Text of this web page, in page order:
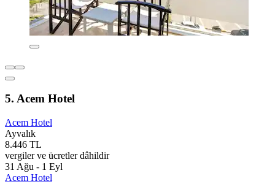
5. Acem Hotel
Acem Hotel
Ayvalık
8.446 TL
vergiler ve ücretler dâhildir
31 Ağu - 1 Eyl
Acem Hotel